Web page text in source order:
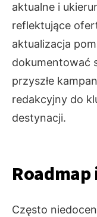
aktualne i
reflektujące
aktualizacja
dokumentować
przyszłe
redakcyjny do
destynacji.
Często